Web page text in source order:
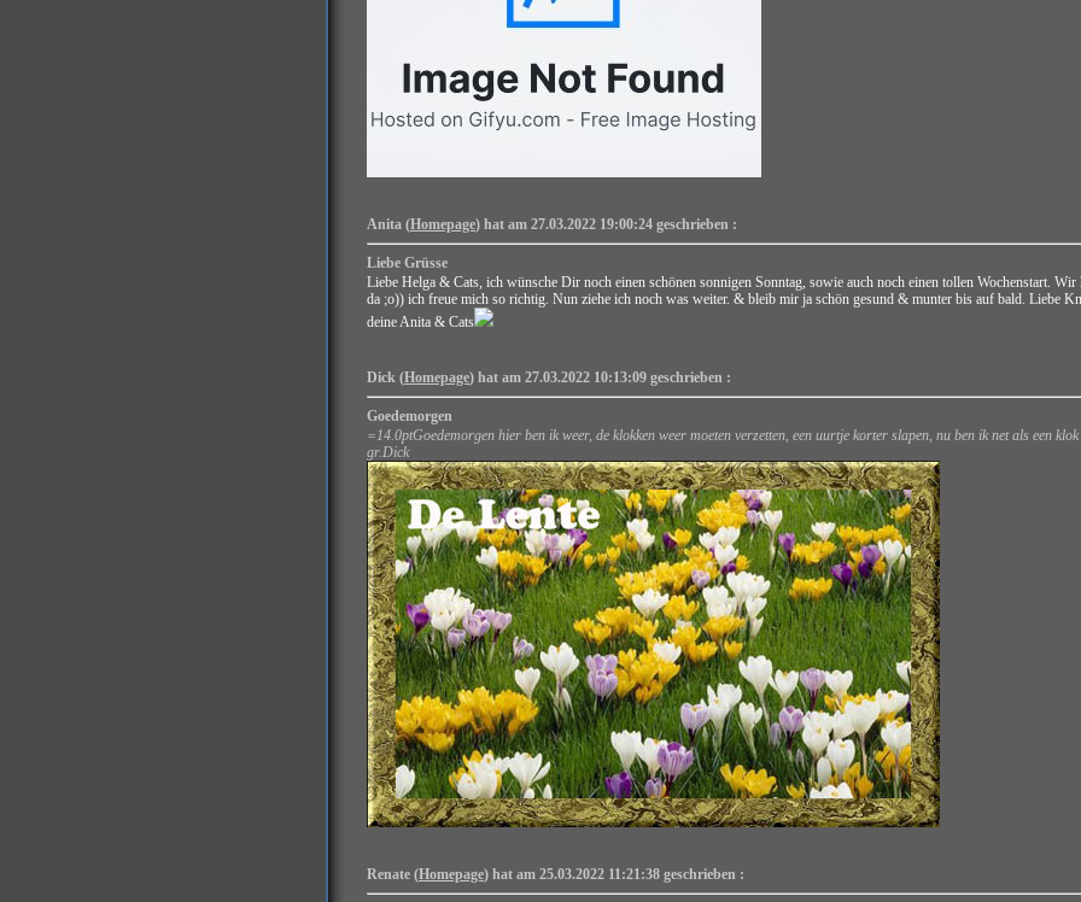
Anita (Homepage) hat am 27.03.2022 19:00:24 geschrieben :
Liebe Grüsse
Liebe Helga & Cats, ich wünsche Dir noch einen schönen sonnigen Sonntag, sowie auch noch einen tollen Wochenstart.
da ;o)) ich freue mich so richtig. Nun ziehe ich noch was weiter. & bleib mir ja schön gesund & munter bis auf bald. Liebe
deine Anita & Cats
Dick (Homepage) hat am 27.03.2022 10:13:09 geschrieben :
Goedemorgen
=14.0ptGoedemorgen hier ben ik weer, de klokken weer moeten verzetten, een uurtje korter slapen, nu ben ik net als een
gr.Dick
Renate (Homepage) hat am 25.03.2022 11:21:38 geschrieben :